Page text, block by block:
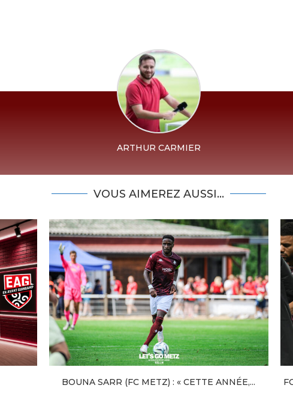
ARTHUR CARMIER
VOUS AIMEREZ AUSSI...
BOUNA SARR (FC METZ) : « CETTE ANNÉE,...